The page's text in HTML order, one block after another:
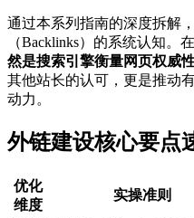
通过本系列指南的深度拆解
（Backlinks）的系统认知。
然是搜索引擎衡量网页权威
其他站长的认可，更是推动
动力。
外链建设核心要点
优化
维度
实操准则